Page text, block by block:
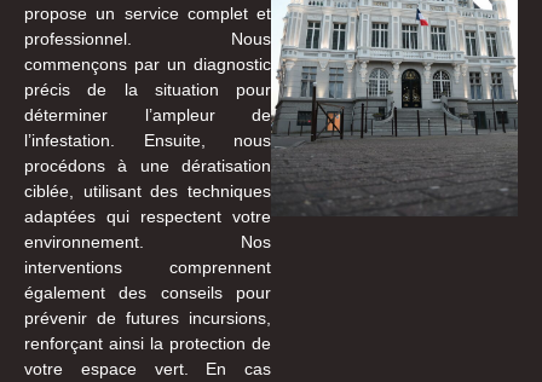
propose un service complet et
professionnel. Nous
commençons par un diagnostic
précis de la situation pour
déterminer l’ampleur de
l’infestation. Ensuite, nous
procédons à une dératisation
ciblée, utilisant des techniques
adaptées qui respectent votre
environnement. Nos
interventions comprennent
également des conseils pour
prévenir de futures incursions,
renforçant ainsi la protection de
votre espace vert. En cas